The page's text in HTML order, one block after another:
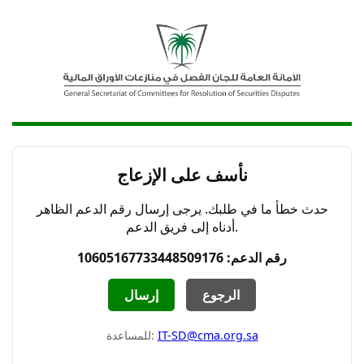
نأسف على الإزعاج
حدث خطأ ما في طلبك. يرجى إرسال رقم الدعم الظاهر
أدناه إلى فريق الدعم.
رقم الدعم: 10605167733448509176
إرسال الرجوع
للمساعدة: IT-SD@cma.org.sa